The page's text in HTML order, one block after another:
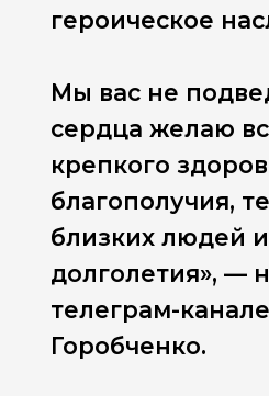
героическое
Мы вас не
сердца желаю
крепкого
благополучия,
близких людей и
долголетия», —
телеграм-
Горобченко.